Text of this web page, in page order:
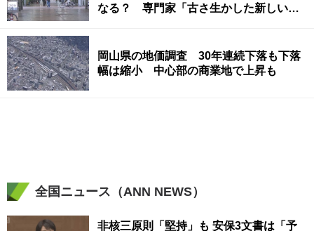
なる？ 専門家「古さ生かした新しい整
岡山県の地価調査 30年連続下落も下落
幅は縮小 中心部の商業地で上昇も
全国ニュース（ANN NEWS）
非核三原則「堅持」も 安保3文書は「予